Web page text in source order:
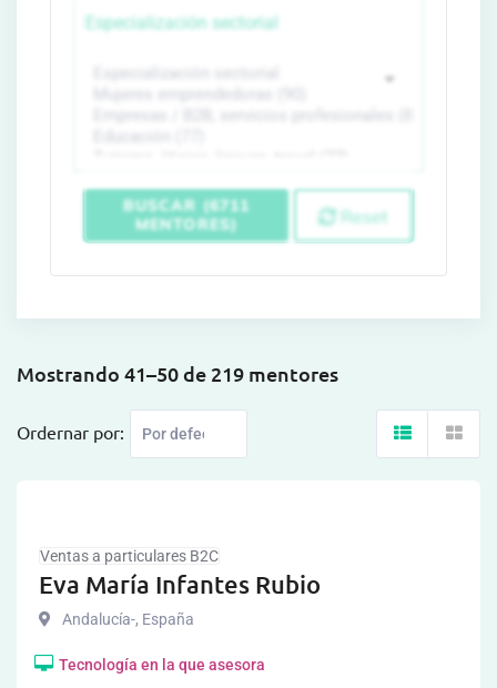
Especialización sectorial
BUSCAR (6711
MENTORES)
Reset
Mostrando 41–50 de 219 mentores
Ordernar por:
Ventas a particulares B2C
Eva María Infantes Rubio
Andalucía-, España
Tecnología en la que asesora